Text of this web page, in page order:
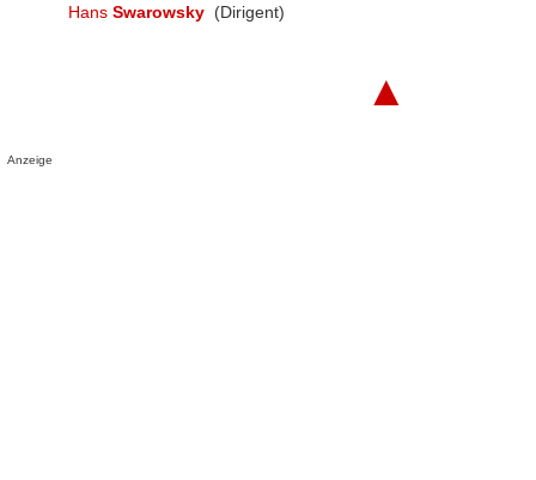
Hans Swarowsky (Dirigent)
▲
Anzeige